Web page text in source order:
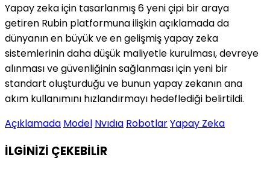
Yapay zeka için tasarlanmış 6 yeni çipi bir araya
getiren Rubin platformuna ilişkin açıklamada da
dünyanın en büyük ve en gelişmiş yapay zeka
sistemlerinin daha düşük maliyetle kurulması, devreye
alınması ve güvenliğinin sağlanması için yeni bir
standart oluşturduğu ve bunun yapay zekanın ana
akım kullanımını hızlandırmayı hedeflediği belirtildi.
Açıklamada Model Nvıdıa RobotlarYapay Zeka
İLGİNİZİ ÇEKEBİLİR